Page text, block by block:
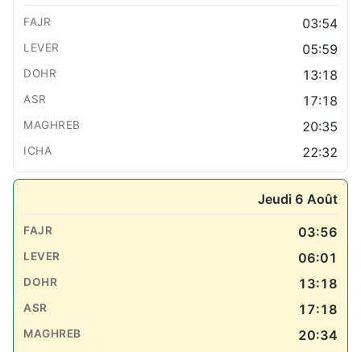
03:54
05:59
13:18
17:18
20:35
22:32
Jeudi 6 Août
03:56
06:01
13:18
17:18
20:34